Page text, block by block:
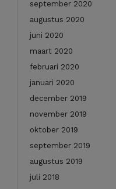
september 2020
augustus 2020
juni 2020
maart 2020
februari 2020
januari 2020
december 2019
november 2019
oktober 2019
september 2019
augustus 2019
juli 2018